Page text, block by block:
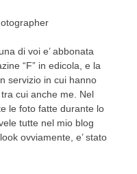
di voi e’ abbonata
“F” in edicola, e la
servizio in cui hanno
cui anche me. Nel
le foto fatte durante lo
tutte nel mio blog
ovviamente, e’ stato